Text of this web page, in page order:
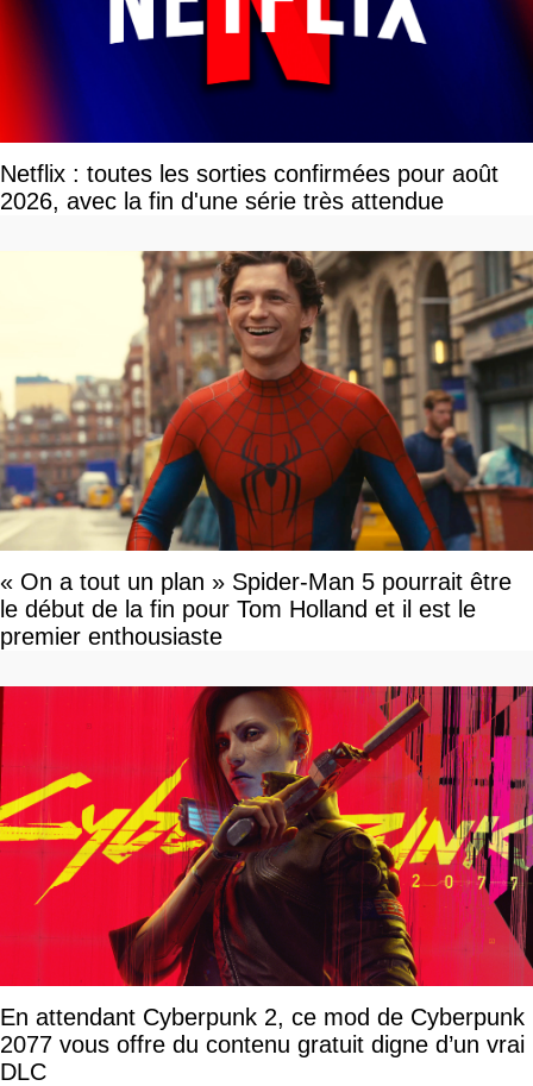
Netflix : toutes les sorties confirmées pour août
2026, avec la fin d'une série très attendue
« On a tout un plan » Spider-Man 5 pourrait être
le début de la fin pour Tom Holland et il est le
premier enthousiaste
En attendant Cyberpunk 2, ce mod de Cyberpunk
2077 vous offre du contenu gratuit digne d’un vrai
DLC